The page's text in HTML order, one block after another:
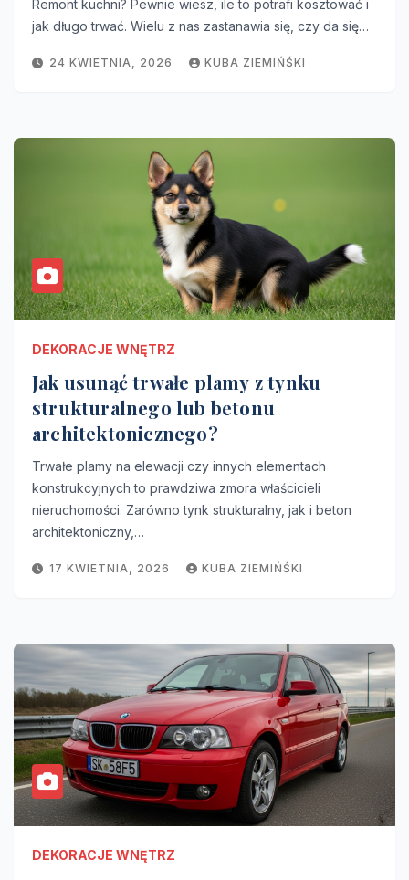
Remont kuchni? Pewnie wiesz, ile to potrafi kosztować i
jak długo trwać. Wielu z nas zastanawia się, czy da się…
24 KWIETNIA, 2026 KUBA ZIEMIŃŚKI
DEKORACJE WNĘTRZ
Jak usunąć trwałe plamy z tynku
strukturalnego lub betonu
architektonicznego?
Trwałe plamy na elewacji czy innych elementach
konstrukcyjnych to prawdziwa zmora właścicieli
nieruchomości. Zarówno tynk strukturalny, jak i beton
architektoniczny,…
17 KWIETNIA, 2026 KUBA ZIEMIŃŚKI
DEKORACJE WNĘTRZ